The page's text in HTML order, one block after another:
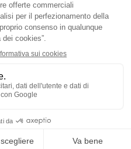
N. iscrizione al
di Bari e CF:
e cookie